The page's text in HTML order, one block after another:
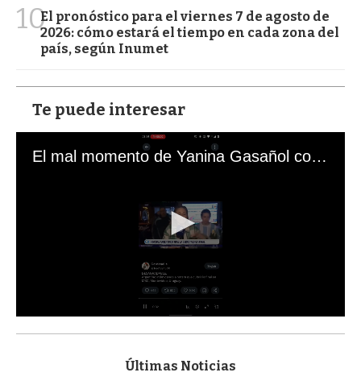
10El pronóstico para el viernes 7 de agosto de
2026: cómo estará el tiempo en cada zona del
país, según Inumet
Te puede interesar
El mal momento de Yanina Gasañol con un hincha argentino en "Subrayado"
s
Últimas Noticias